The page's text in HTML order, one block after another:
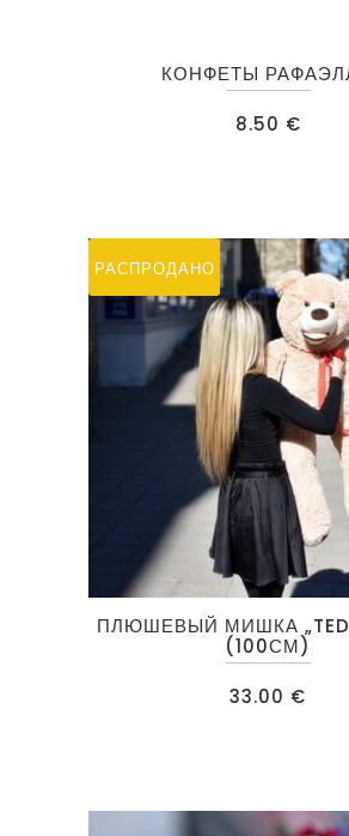
КОНФЕТЫ
8.50 €
РАСПРОДАНО
ПЛЮШЕВЫЙ МИШКА
(100СМ)
33.00 €